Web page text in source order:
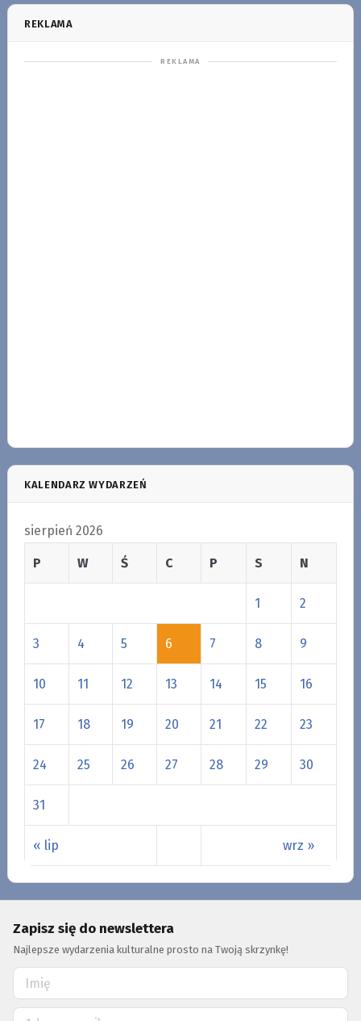
REKLAMA
KALENDARZ WYDARZEŃ
sierpień 2026
P W Ś C P S N
« lip wrz »
1 2
3 4 5 6 7 8 9
10 11 12 13 14 15 16
17 18 19 20 21 22 23
24 25 26 27 28 29 30
31
Zapisz się do newslettera
Najlepsze wydarzenia kulturalne prosto na Twoją skrzynkę!